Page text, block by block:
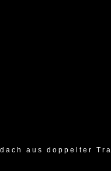
aus doppelter